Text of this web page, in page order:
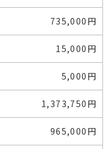
735,000円
15,000円
5,000円
1,373,750円
965,000円